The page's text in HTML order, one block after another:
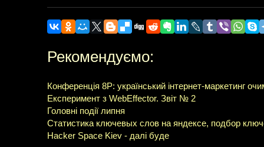
Рекомендуємо:
Конференція 8P: український інтернет-маркетинг
Експеримент з WebEffector. Звіт № 2
Головні події липня
Статистика ключевых слов на яндексе, подбор
Hacker Space Kiev - далі буде